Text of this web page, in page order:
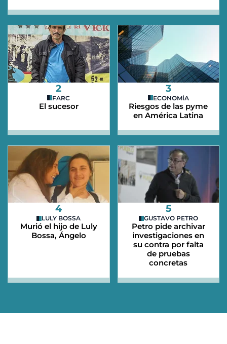
2
FARC
El sucesor
3
ECONOMÍA
Riesgos de las pyme
en América Latina
4
LULY BOSSA
Murió el hijo de Luly
Bossa, Ángelo
5
GUSTAVO PETRO
Petro pide archivar
investigaciones en
su contra por falta
de pruebas
concretas